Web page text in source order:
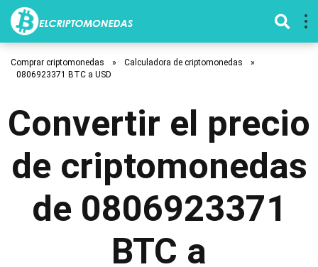
Comprar criptomonedas » Calculadora de criptomonedas
»
0806923371 BTC a USD
Convertir el precio
de criptomonedas
de 0806923371
BTC a